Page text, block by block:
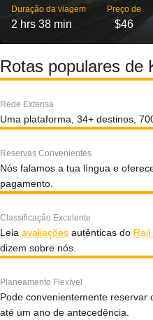
Duração da viagem
2 hrs 38 min
Preço de
$46
Rotas populares de
Rede Extensa
Uma plataforma, 34+ destinos,
Reservas Convenientes
Nós falamos a tua língua e
pagamento.
Classificação Excelente
Leia avaliações autênticas do Rail
dizem sobre nós.
Planeamento Flexível
Pode convenientemente reservar
até um ano de antecedência.